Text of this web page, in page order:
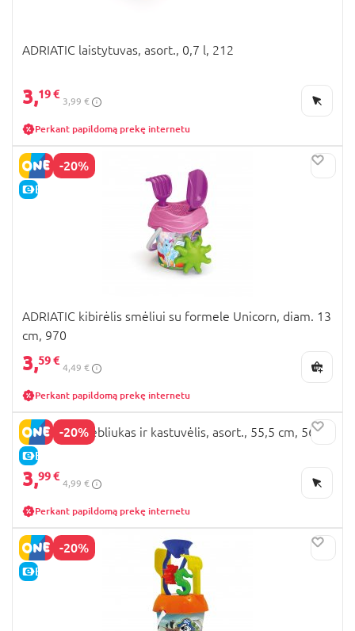
ADRIATIC laistytuvas, asort., 0,7 l, 212
3,19 €
3,99 €
Perkant papildomą prekę internetu
-20%
E-KAINA
ADRIATIC kibirėlis smėliui su formele Unicorn, diam. 13
cm, 970
3,59 €
4,49 €
Perkant papildomą prekę internetu
-20%
E-KAINA
ADRIATIC grėbliukas ir kastuvėlis, asort., 55,5 cm, 56/A
3,99 €
4,99 €
Perkant papildomą prekę internetu
-20%
E-KAINA